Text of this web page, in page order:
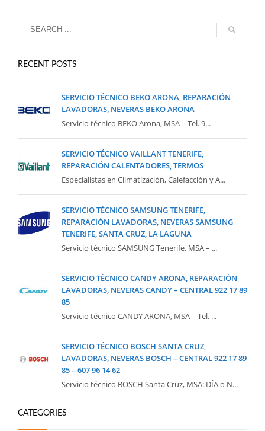
RECENT POSTS
SERVICIO TÉCNICO BEKO ARONA, REPARACIÓN
LAVADORAS, NEVERAS BEKO ARONA
Servicio técnico BEKO Arona, MSA – Tel. 9...
SERVICIO TÉCNICO VAILLANT TENERIFE,
REPARACIÓN CALENTADORES, TERMOS
Especialistas en Climatización, Calefacción y A...
SERVICIO TÉCNICO SAMSUNG TENERIFE,
REPARACIÓN LAVADORAS, NEVERAS SAMSUNG
TENERIFE, SANTA CRUZ, LA LAGUNA
Servicio técnico SAMSUNG Tenerife, MSA – ...
SERVICIO TÉCNICO CANDY ARONA, REPARACIÓN
LAVADORAS, NEVERAS CANDY – CENTRAL 922 17 89
85
Servicio técnico CANDY ARONA, MSA – Tel. ...
SERVICIO TÉCNICO BOSCH SANTA CRUZ,
LAVADORAS, NEVERAS BOSCH – CENTRAL 922 17 89
85 – 607 96 14 62
Servicio técnico BOSCH Santa Cruz, MSA: DÍA o N...
CATEGORIES